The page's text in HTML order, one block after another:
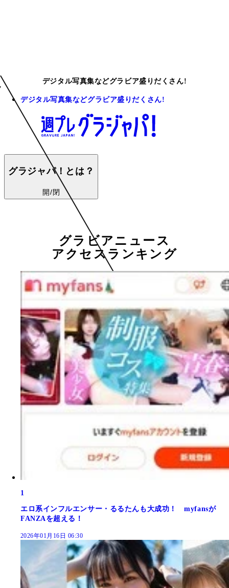
デジタル写真集などグラビア盛りだくさん!
デジタル写真集などグラビア盛りだくさん!
グラジャパ！とは？
開/閉
グラビアニュース
アクセスランキング
1
エロ系インフルエンサー・るるたんも大成功！ myfansが
FANZAを超える！
2026年01月16日 06:30